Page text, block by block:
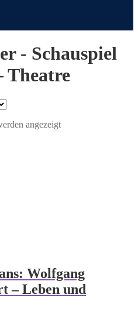
- Schauspiel
Theatre
angezeigt
Wolfgang
– Leben und